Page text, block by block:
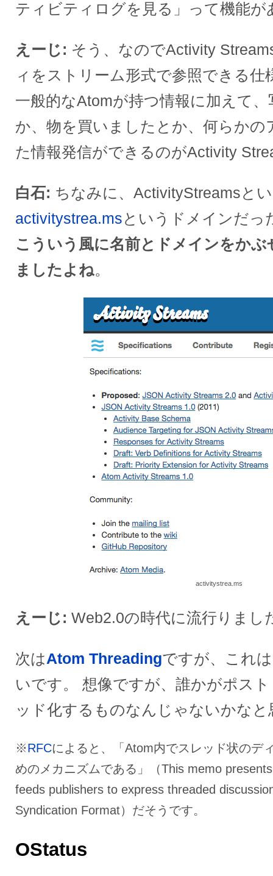
ティビティログを見る」って機能が
えーじ
そう、なのでActivity
ィをストリーム形式で参照できる
一般的なAtomが持つ情報に加えて
か、物を買いましたとか、何らかの
た情報発信ができるのがActivity
白石
ちなみに、ActivityStreamsと
activitystrea.msというドメインだっ
こういう風に名前とドメインをかぶ
ましたよね。
activitystrea.ms
えーじ Web2.0の時代に流行りまし
次はAtom Threadingですが、これ
いです。 想像ですが、誰かがポス
ッド化するものなんじゃないかな
※RFCによると、「Atom内でスレッド状のデ
めのメカニズムである」（This memo
feeds publishers to express threaded
Syndication Format）だそうです。
OStatus